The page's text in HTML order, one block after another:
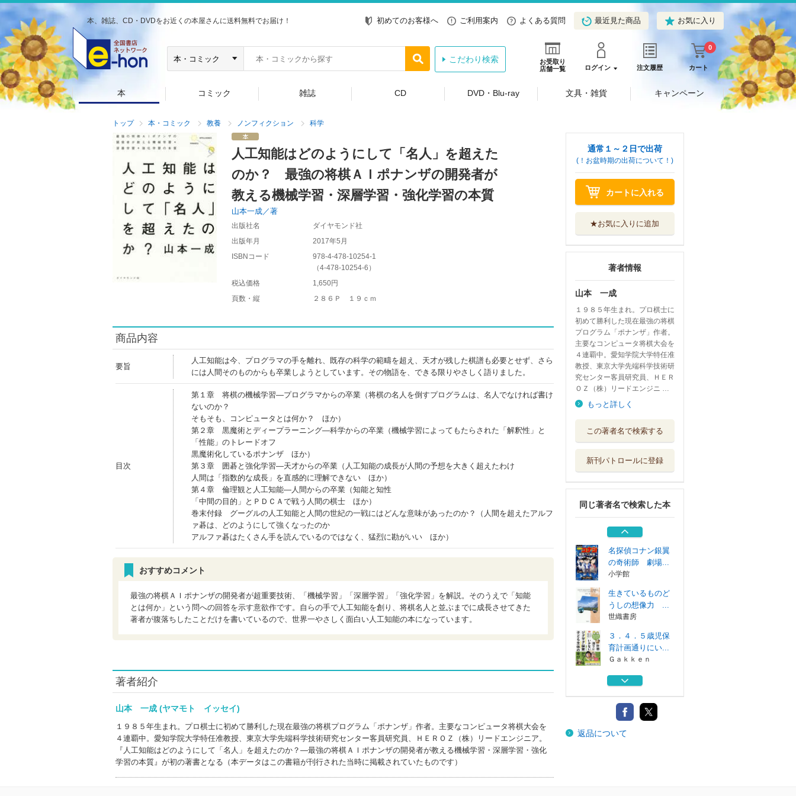
本、雑誌、CD・DVDをお近くの本屋さんに送料無料でお届け！ 初めてのお客様へ ご利用案内 よくある質問 最近見た商品 お気に入り
お受取り
店舗一覧
ログイン 注文履歴 カート
0
こだわり検索
本 コミック 雑誌 CD DVD・Blu-ray 文具・雑貨 キャンペーン
トップ 本・コミック 教養 ノンフィクション 科学
人工知能はどのようにして「名人」を超えた
のか？ 最強の将棋ＡＩポナンザの開発者が
教える機械学習・深層学習・強化学習の本質
山本一成／著
出版社名
ダイヤモンド社
出版年月
2017年5月
ISBNコード
978-4-478-10254-1
（4-478-10254-6 ）
税込価格
1,650円
頁数・縦
２８６Ｐ １９ｃｍ
商品内容
要旨
人工知能は今、プログラマの手を離れ、既存の科学の範疇を超え、天才が残した棋譜も必要とせず、さら
には人間そのものからも卒業しようとしています。その物語を、できる限りやさしく語りました。
目次
第１章 将棋の機械学習―プログラマからの卒業（将棋の名人を倒すプログラムは、名人でなければ書け
ないのか？
そもそも、コンピュータとは何か？ ほか）
第２章 黒魔術とディープラーニング―科学からの卒業（機械学習によってもたらされた「解釈性」と
「性能」のトレードオフ
黒魔術化しているポナンザ ほか）
第３章 囲碁と強化学習―天才からの卒業（人工知能の成長が人間の予想を大きく超えたわけ
人間は「指数的な成長」を直感的に理解できない ほか）
第４章 倫理観と人工知能―人間からの卒業（知能と知性
「中間の目的」とＰＤＣＡで戦う人間の棋士 ほか）
巻末付録 グーグルの人工知能と人間の世紀の一戦にはどんな意味があったのか？（人間を超えたアルフ
ァ碁は、どのようにして強くなったのか
アルファ碁はたくさん手を読んでいるのではなく、猛烈に勘がいい ほか）
おすすめコメント
最強の将棋ＡＩポナンザの開発者が超重要技術、「機械学習」「深層学習」「強化学習」を解説。そのうえで「知能
とは何か」という問への回答を示す意欲作です。自らの手で人工知能を創り、将棋名人と並ぶまでに成長させてきた
著者が腹落ちしたことだけを書いているので、世界一やさしく面白い人工知能の本になっています。
著者紹介
山本 一成 (ヤマモト イッセイ)
１９８５年生まれ。プロ棋士に初めて勝利した現在最強の将棋プログラム「ポナンザ」作者。主要なコンピュータ将棋大会を
４連覇中。愛知学院大学特任准教授、東京大学先端科学技術研究センター客員研究員、ＨＥＲＯＺ（株）リードエンジニア。
『人工知能はどのようにして「名人」を超えたのか？―最強の将棋ＡＩポナンザの開発者が教える機械学習・深層学習・強化
学習の本質』が初の著書となる（本データはこの書籍が刊行された当時に掲載されていたものです）
通常１～２日で出荷
(！お盆時期の出荷について！)
カートに入れる
★お気に入りに追加
著者情報
山本 一成
１９８５年生まれ。プロ棋士に
初めて勝利した現在最強の将棋
プログラム「ポナンザ」作者。
主要なコンピュータ将棋大会を
４連覇中。愛知学院大学特任准
教授、東京大学先端科学技術研
究センター客員研究員、ＨＥＲ
ＯＺ（株）リードエンジニ …
もっと詳しく
この著者名で検索する
新刊パトロールに登録
同じ著者名で検索した本
育計画通りにい...
名探偵コナン銀翼
小学館
保育実践へのエコ
ロジカル・アプ...
九州大学出版会
名探偵コナン銀翼
の奇術師 劇場...
小学館
生きているものど
うしの想像力 ...
世織書房
３．４．５歳児保
育計画通りにい...
Ｇａｋｋｅｎ
名探偵コナン銀翼
小学館
保育実践へのエコ
ロジカル・アプ...
返品について